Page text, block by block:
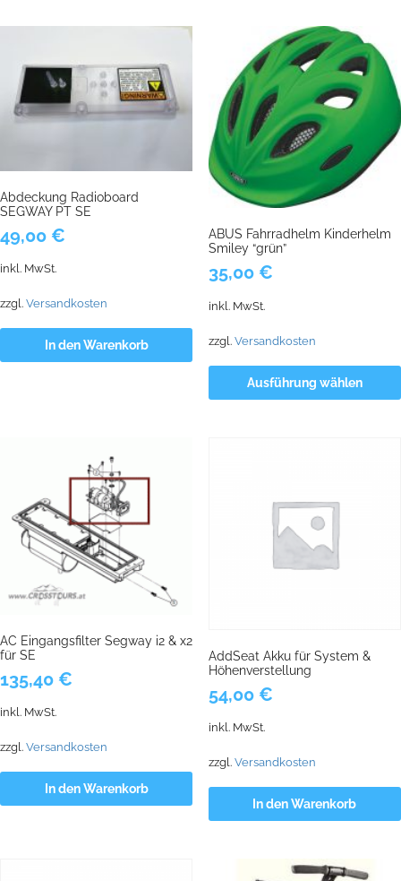
Abdeckung Radioboard
SEGWAY PT SE
49,00 €
inkl. MwSt.
zzgl. Versandkosten
In den Warenkorb
ABUS Fahrradhelm Kinderhelm
Smiley “grün”
35,00 €
inkl. MwSt.
zzgl. Versandkosten
Ausführung wählen
AC Eingangsfilter Segway i2 & x2
für SE
135,40 €
inkl. MwSt.
zzgl. Versandkosten
In den Warenkorb
AddSeat Akku für System &
Höhenverstellung
54,00 €
inkl. MwSt.
zzgl. Versandkosten
In den Warenkorb